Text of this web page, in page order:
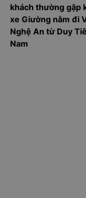
khách thường gặp
xe Giường nằm đi
Nghệ An từ Duy
Nam